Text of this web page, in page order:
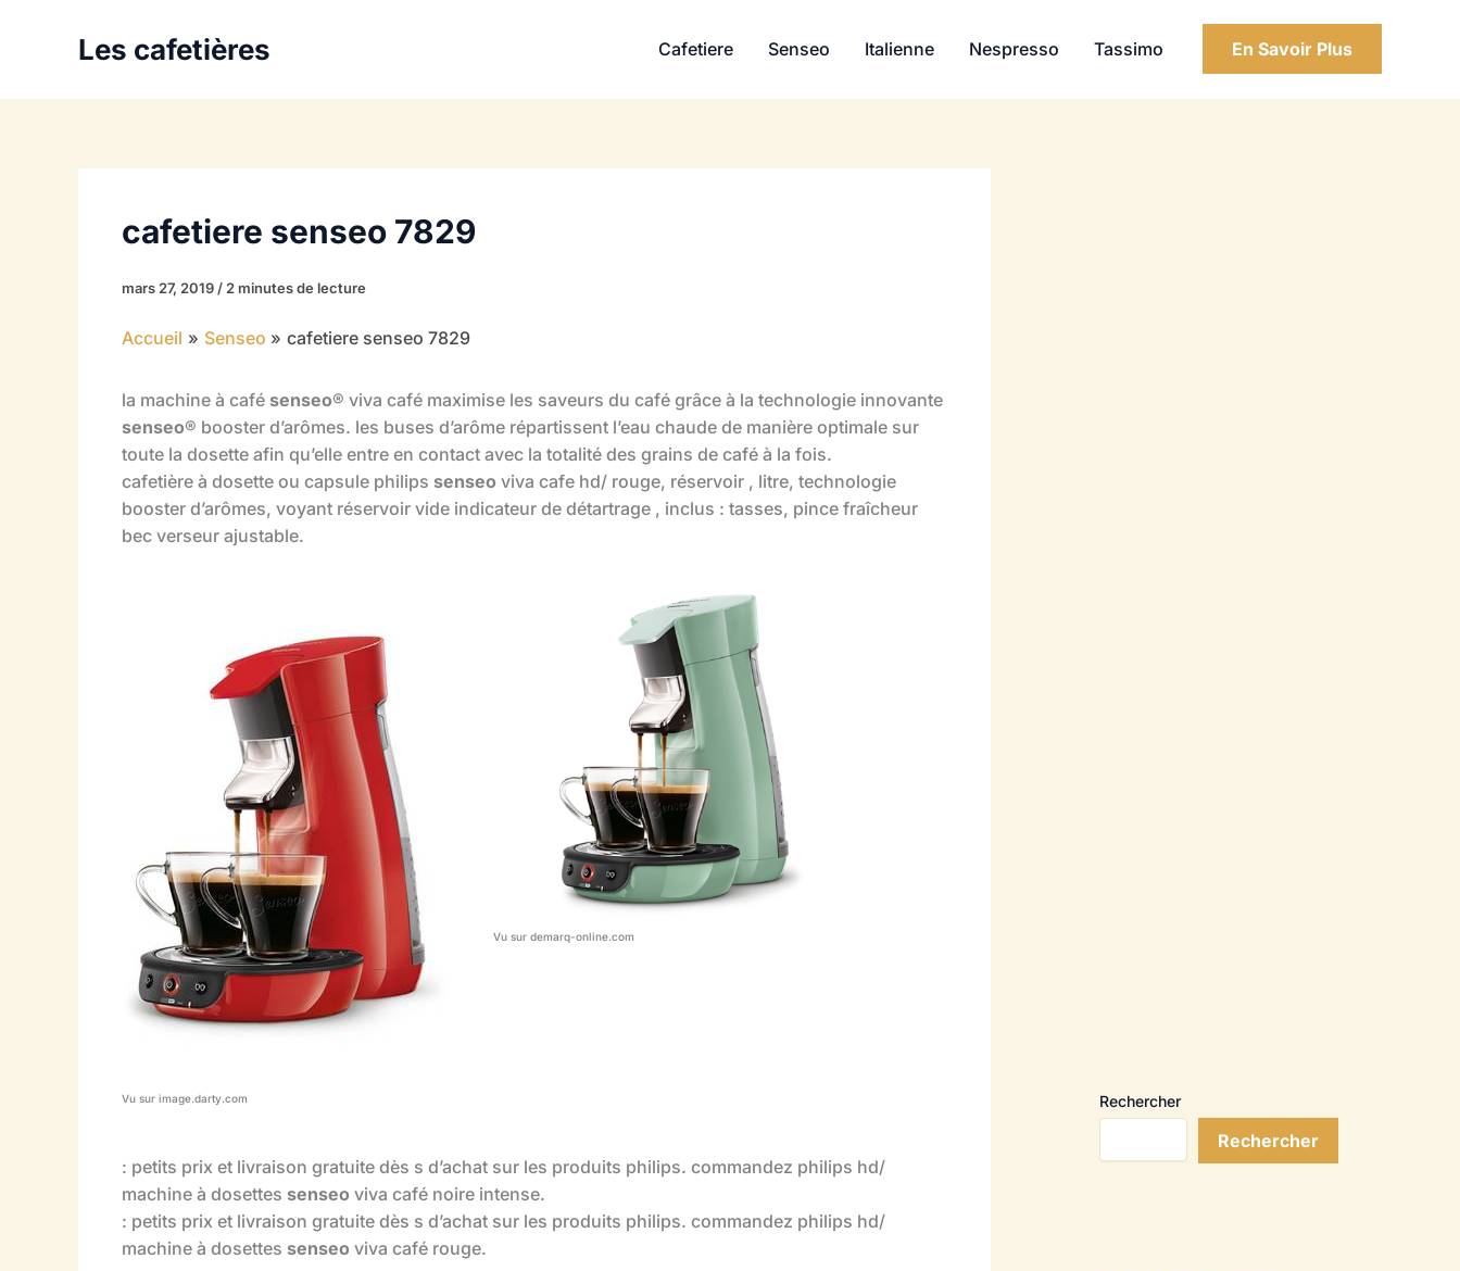
Les cafetières Cafetiere Senseo Italienne Nespresso Tassimo En Savoir Plus
cafetiere senseo 7829
mars 27, 2019 / 2 minutes de lecture
Accueil Senseo cafetiere senseo 7829
la machine à café senseo® viva café maximise les saveurs du café grâce à la technologie innovante
senseo® booster d’arômes. les buses d’arôme répartissent l’eau chaude de manière optimale sur
toute la dosette afin qu’elle entre en contact avec la totalité des grains de café à la fois.
cafetière à dosette ou capsule philips senseo viva cafe hd/ rouge, réservoir , litre, technologie
booster d’arômes, voyant réservoir vide indicateur de détartrage , inclus : tasses, pince fraîcheur
bec verseur ajustable.
Vu sur image.darty.com
Vu sur demarq-online.com
: petits prix et livraison gratuite dès s d’achat sur les produits philips. commandez philips hd/
machine à dosettes senseo viva café noire intense.
: petits prix et livraison gratuite dès s d’achat sur les produits philips. commandez philips hd/
machine à dosettes senseo viva café rouge.
Rechercher
Rechercher